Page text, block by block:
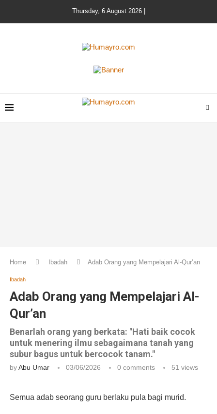
Thursday, 6 August 2026 |
Home Ibadah Adab Orang yang Mempelajari Al-Qur’an
Ibadah
Adab Orang yang Mempelajari Al-
Qur’an
Benarlah orang yang berkata: "Hati baik cocok
untuk menering ilmu sebagaimana tanah yang
subur bagus untuk bercocok tanam."
byAbu Umar 03/06/2026 0 comments 51 views
Semua adab seorang guru berlaku pula bagi murid.